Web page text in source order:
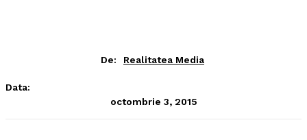
De: Realitatea Media
Data:
octombrie 3, 2015